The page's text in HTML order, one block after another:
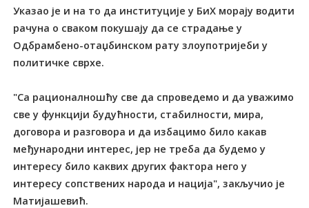
Указао је и на то да институције у БиХ морају водити
рачуна о сваком покушају да се страдање у
Одбрамбено-отаџбинском рату злоупотријеби у
политичке сврхе.
"Са рационалношћу све да спроведемо и да уважимо
све у функцији будућности, стабилности, мира,
договора и разговора и да избацимо било какав
међународни интерес, јер не треба да будемо у
интересу било каквих других фактора него у
интересу сопствених народа и нација", закључио је
Матијашевић.